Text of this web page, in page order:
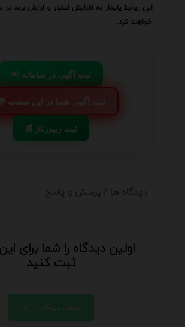
این روابط پایدار به افزایش اعتبار و ارزش برند
خواهند کرد.
📢 ثبت آگهی در سامانه
💬 ثبت آگهی شما در این صفحه
📰 ثبت ریپورتاژ
دیدگاه ها / پرسش و پاسخ
اولین دیدگاه را شما برای
ثبت کنید
ارسال دیدگاه